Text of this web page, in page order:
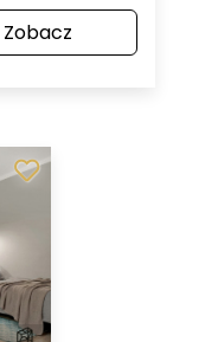
Zobacz